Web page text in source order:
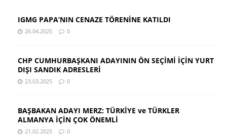
IGMG PAPA’NIN CENAZE TÖRENİNE KATILDI
26.04.2025 0
CHP CUMHURBAŞKANI ADAYININ ÖN SEÇİMİ İÇİN YURT
DIŞI SANDIK ADRESLERİ
23.03.2025 0
BAŞBAKAN ADAYI MERZ: TÜRKİYE ve TÜRKLER
ALMANYA İÇİN ÇOK ÖNEMLİ
21.02.2025 0